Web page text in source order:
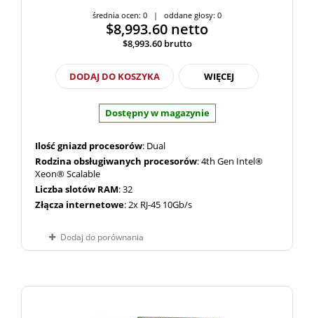
średnia ocen: 0 | oddane głosy: 0
$8,993.60 netto
$8,993.60 brutto
DODAJ DO KOSZYKA WIĘCEJ
Dostępny w magazynie
Ilość gniazd procesorów: Dual
Rodzina obsługiwanych procesorów: 4th Gen Intel®
Xeon® Scalable
Liczba slotów RAM: 32
Złącza internetowe: 2x RJ-45 10Gb/s
Dodaj do porównania